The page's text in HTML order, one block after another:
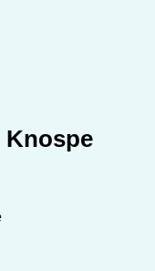
Knospe